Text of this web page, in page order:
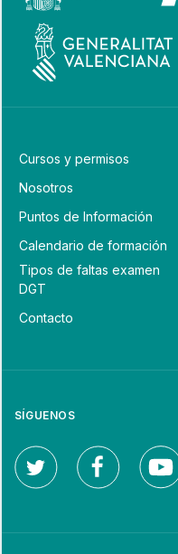
Cursos y permisos
Nosotros
Puntos de Información
Calendario de formación
Tipos de faltas examen
DGT
Contacto
SÍGUENOS